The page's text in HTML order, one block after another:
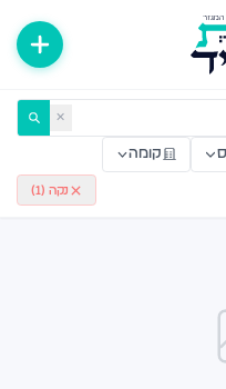
היחיד ✕
קומה
נקה ( 1
)